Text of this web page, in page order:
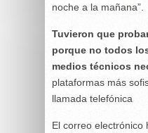
noche a la mañana”.
Tuvieron que
porque no todos
medios técnicos
plataformas más
llamada telefónica
El correo electrónico